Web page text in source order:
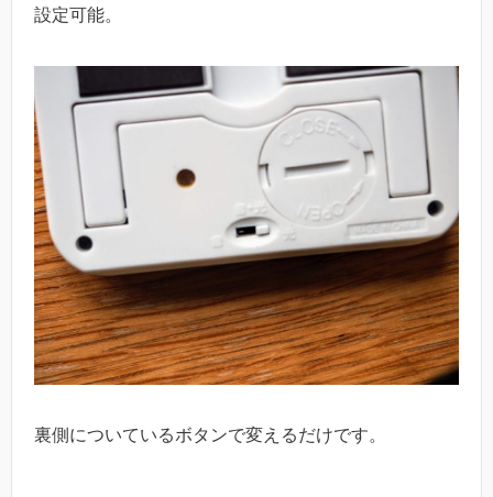
設定可能。
裏側についているボタンで変えるだけです。